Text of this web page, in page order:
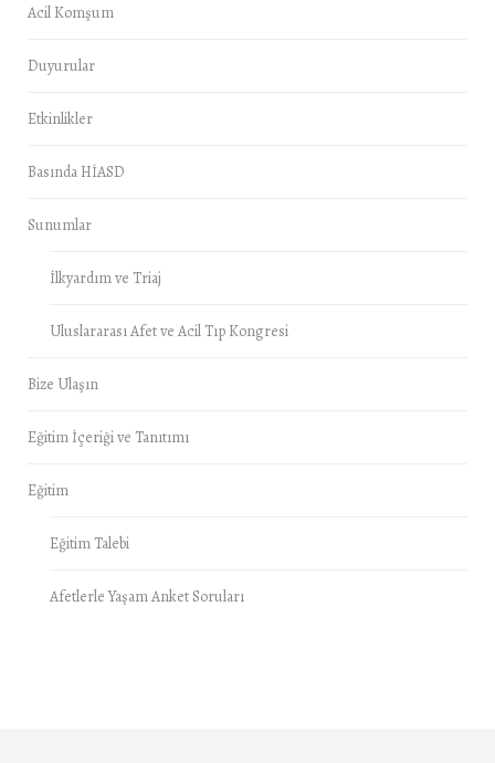
Acil Komşum
Duyurular
Etkinlikler
Basında HİASD
Sunumlar
İlkyardım ve Triaj
Uluslararası Afet ve Acil Tıp Kongresi
Bize Ulaşın
Eğitim İçeriği ve Tanıtımı
Eğitim
Eğitim Talebi
Afetlerle Yaşam Anket Soruları